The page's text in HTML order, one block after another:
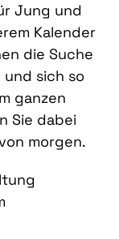
Jung und
Kalender
die Suche
sich so
ganzen
Sie dabei
morgen.